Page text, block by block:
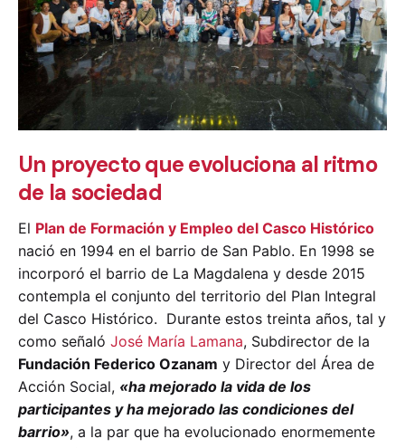
Un proyecto que evoluciona al ritmo
de la sociedad
El Plan de Formación y Empleo del Casco Histórico
nació en 1994 en el barrio de San Pablo. En 1998 se
incorporó el barrio de La Magdalena y desde 2015
contempla el conjunto del territorio del Plan Integral
del Casco Histórico. Durante estos treinta años, tal y
como señaló José María Lamana, Subdirector de la
Fundación Federico Ozanam y Director del Área de
Acción Social, «ha mejorado la vida de los
participantes y ha mejorado las condiciones del
barrio», a la par que ha evolucionado enormemente